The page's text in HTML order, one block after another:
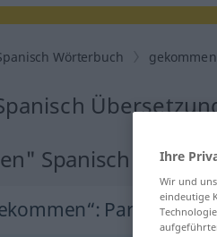
Wörterbuch gekommen
Spanisch
: Partizip
Ihre
Wir und
eindeutige